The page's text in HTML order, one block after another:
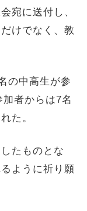
宛に送付し、
けでなく、教
の中高生が参
者からは7名
た。
たものとな
ように祈り願